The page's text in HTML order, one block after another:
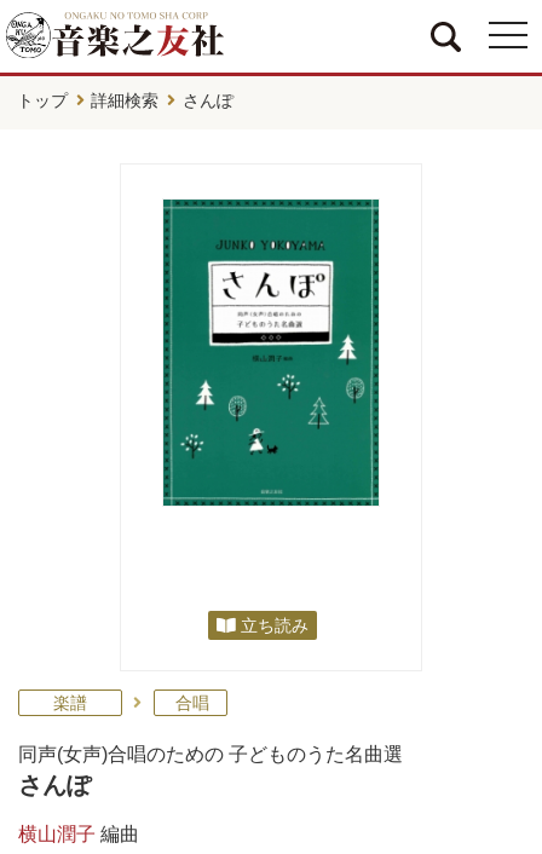
トップ 詳細検索 さんぽ
立ち読み
楽譜 合唱
同声(女声)合唱のための 子どものうた名曲選
さんぽ
横山潤子 編曲